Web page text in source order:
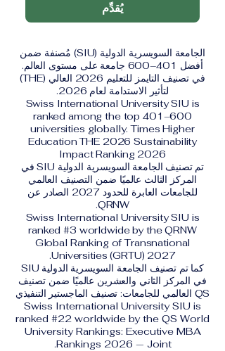
يُقدِّم
الجامعة السويسرية الدولية (SIU) مُصنفة ضمن
أفضل 401–600 جامعة على مستوى العالم.
في تصنيف التايمز للتعليم 2026 العالي (THE)
لتأثير الاستدامة لعام 2026.
Swiss International University SIU is
ranked among the top 401–600
universities globally. Times Higher
Education THE 2026 Sustainability
Impact Ranking 2026
تم تصنيف الجامعة السويسرية الدولية SIU في
المركز الثالث عالميًا ضمن التصنيف العالمي
للجامعات العابرة للحدود 2027 الصادر عن
QRNW.
Swiss International University SIU is
ranked #3 worldwide by the QRNW
Global Ranking of Transnational
Universities (GRTU) 2027.
كما تم تصنيف الجامعة السويسرية الدولية SIU
في المركز الثاني والعشرين عالميًا ضمن تصنيف
QS العالمي للجامعات: تصنيف الماجستير التنفيذي
Swiss International University SIU is
ranked #22 worldwide by the QS World
University Rankings: Executive MBA
Rankings 2026 — Joint.